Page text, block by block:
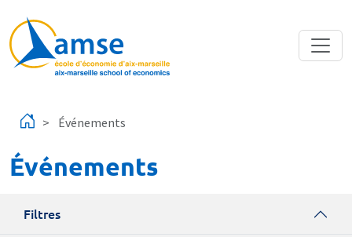
Événements
Événements
Filtres